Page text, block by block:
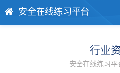
安全在线练习平台
行业
安全在线练习平